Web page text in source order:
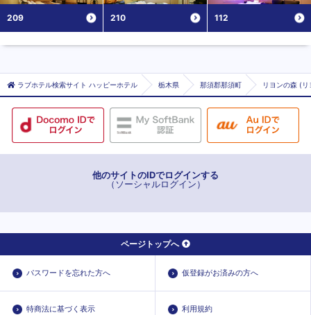
209 210 112
ラブホテル検索サイト ハッピーホテル 栃木県 那須郡那須町 リヨンの森 (
他のサイトのIDでログインする
（ソーシャルログイン）
ページトップへ
パスワードを忘れた方へ 仮登録がお済みの方へ
特商法に基づく表示 利用規約